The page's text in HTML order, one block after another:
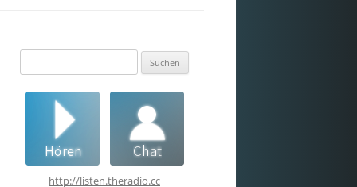
nach:
http://listen.theradio.cc